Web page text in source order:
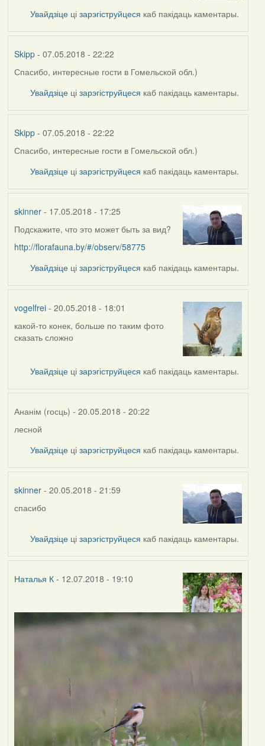
Увайдзіце цізарэгіструйцеся каб пакідаць каментары.
Skipp- 07.05.2018 - 22:22
In
reply
by
Erdmann
Спасибо, интересные гости в Гомельской обл.)
Увайдзіце цізарэгіструйцеся каб пакідаць каментары.
Skipp- 07.05.2018 - 22:22
In
reply
by
Erdmann
Спасибо, интересные гости в Гомельской обл.)
Увайдзіце цізарэгіструйцеся каб пакідаць каментары.
skinner- 17.05.2018 - 17:25
Подскажите, что это может быть за вид?
http://florafauna.by/#/observ/58775
Увайдзіце цізарэгіструйцеся каб пакідаць каментары.
vogelfrei- 20.05.2018 - 18:01
In
reply
skinner
какой-то конек, больше по таким фото
сказать сложно
Увайдзіце цізарэгіструйцеся каб пакідаць каментары.
Ананім (госць) - 20.05.2018 - 20:22
In
reply
by
лесной
Увайдзіце цізарэгіструйцеся каб пакідаць каментары.
skinner- 20.05.2018 - 21:59
спасибо
Увайдзіце цізарэгіструйцеся каб пакідаць каментары.
Наталья К- 12.07.2018 - 19:10